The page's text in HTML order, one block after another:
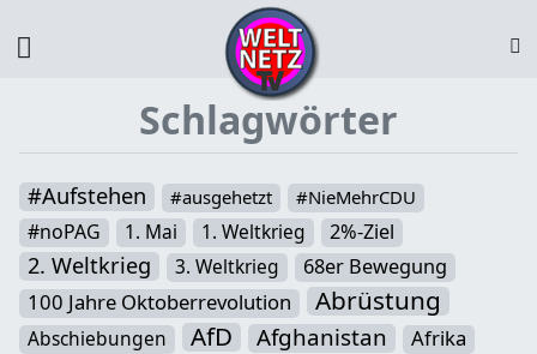
Schlagwörter
#Aufstehen #ausgehetzt #NieMehrCDU
#noPAG 1. Mai 1. Weltkrieg 2%-Ziel
2. Weltkrieg 3. Weltkrieg 68er Bewegung
100 Jahre Oktoberrevolution Abrüstung
Abschiebungen AfD Afghanistan Afrika